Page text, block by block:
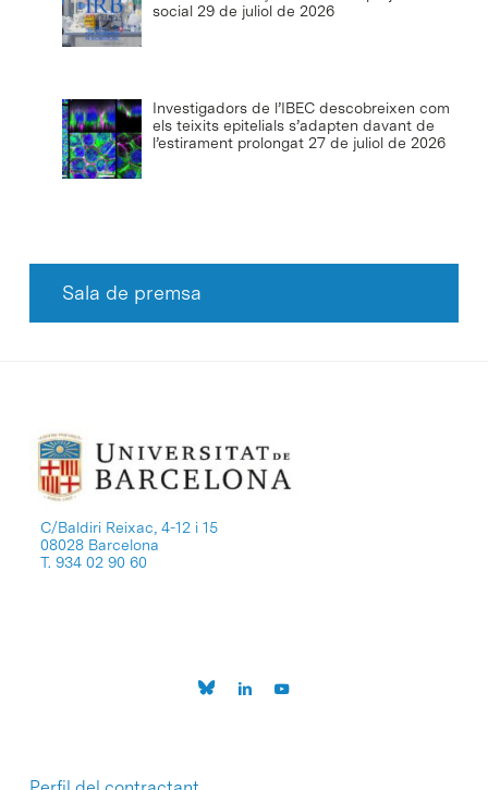
social 29 de juliol de 2026
Investigadors de l’IBEC descobreixen com
els teixits epitelials s’adapten davant de
l’estirament prolongat 27 de juliol de 2026
Sala de premsa
C/Baldiri Reixac, 4-12 i 15
08028 Barcelona
T. 934 02 90 60